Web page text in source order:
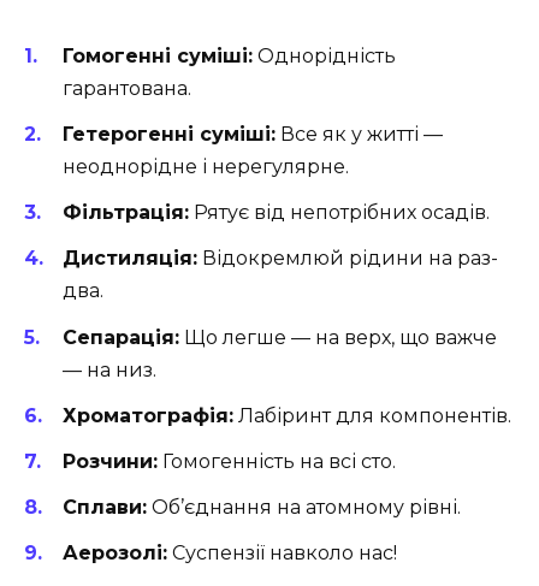
Гомогенні суміші: Однорідність
гарантована.
Гетерогенні суміші: Все як у житті —
неоднорідне і нерегулярне.
Фільтрація: Рятує від непотрібних осадів.
Дистиляція: Відокремлюй рідини на раз-
два.
Сепарація: Що легше — на верх, що важче
— на низ.
Хроматографія: Лабіринт для компонентів.
Розчини: Гомогенність на всі сто.
Сплави: Об’єднання на атомному рівні.
Аерозолі: Суспензії навколо нас!